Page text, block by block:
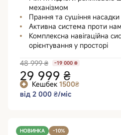
механізмом
Прання та сушіння насадки
Активна система проти
Комплексна навігаційна
орієнтування у просторі
48 999 ₴
-19 000 ₴
29 999 ₴
Кешбек 1500₴
від 2 000 ₴/міс
НОВИНКА -10%